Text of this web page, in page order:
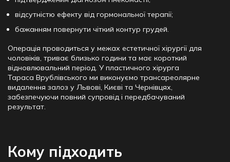
відсутністю ефекту від гормональної терапії;
бажанням повернути чіткий контур грудей.
Операція проводиться у межах естетичної хірургії для
чоловіків, триває близько години та має короткий
відновлювальний період. У пластичного хірурга
Тараса Врублівського ми виконуємо трансареолярне
видалення залоз у Львові, Києві та Чернівцях,
забезпечуючи повний супровід і передбачуваний
результат.
Кому підходить